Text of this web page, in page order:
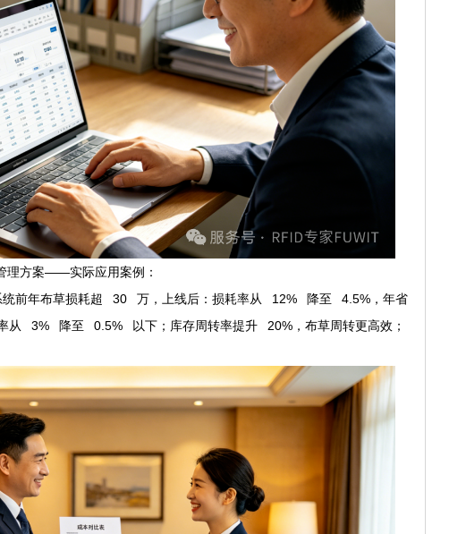
理方案——实际应用案例：
前年布草损耗超 30 万，上线后：损耗率从 12% 降至 4.5%，年省
3% 降至 0.5% 以下；库存周转率提升 20%，布草周转更高效；